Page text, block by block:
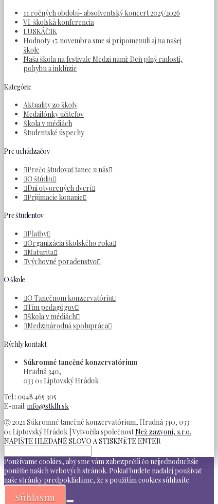
11 ročných období- absolventský koncert 2025/2026
VI. školská konferencia
LUSKÁČIK
Hodnoty 17. novembra sme si pripomenuli aj na našej
škole
Naša škola na festivale Medzi nami: Deň plný radosti,
pohybu a inklúzie
Kategórie
Aktuality zo školy
Medailónky učiteľov
Škola v médiách
Študentské úspechy
Pre uchádzačov
Prečo študovať tanec u nás
O štúdiu
Dni otvorených dverí
Prijímacie konanie
Pre študentov
Platby
Organizácia školského roka
Maturita
Výchovné poradenstvo
O škole
O Tanečnom konzervatóriu
Tím pedagógov
Škola v médiách
Medzinárodná spolupráca
Rýchly kontakt
Súkromné tanečné konzervatórium
Hradná 340,
033 01 Liptovský Hrádok
Tel.: 0948 465 305
E-mail: info@stklh.sk
Ⓒ 2021 Súkromné tanečné konzervatórium, Hradná 340, 033
01 Liptovský Hrádok | Vytvořila společnostNež zazvoní, s.r.o.
NAPIŠTE HLEDANÉ SLOVO A STISKNĚTE ENTER
Používame cookies, aby sme vám zabezpečili čo nejjednoduchšie
použitie našich webových stránok. Pokiaľ budete naďalej používať
naše stránky predpokládáme, že s použitím cookies súhlasíte.
Súhlasím